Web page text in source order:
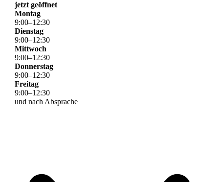
jetzt geöffnet
Montag
9:00–12:30
Dienstag
9:00–12:30
Mittwoch
9:00–12:30
Donnerstag
9:00–12:30
Freitag
9:00–12:30
und nach Absprache